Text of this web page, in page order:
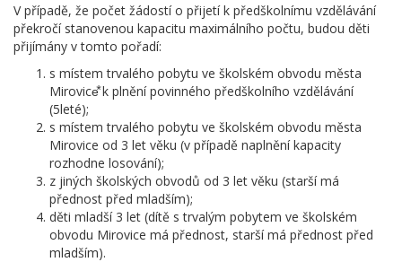
V případě, že počet žádostí o přijetí k předškolnímu vzdělávání
překročí stanovenou kapacitu maximálního počtu, budou děti
přijímány v tomto pořadí:
s místem trvalého pobytu ve školském obvodu města
Mirovice⃰ k plnění povinného předškolního vzdělávání
(5leté);
s místem trvalého pobytu ve školském obvodu města
Mirovice od 3 let věku (v případě naplnění kapacity
rozhodne losování);
z jiných školských obvodů od 3 let věku (starší má
přednost před mladším);
děti mladší 3 let (dítě s trvalým pobytem ve školském
obvodu Mirovice má přednost, starší má přednost před
mladším).